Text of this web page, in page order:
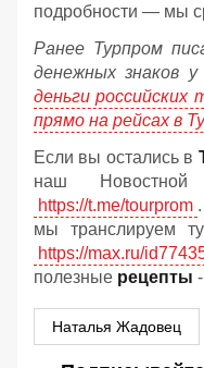
подробности — мы
Ранее Турпром
денежных знаков
деньги российских
прямо на рейсах в
Если вы остались в
наш
https://t.me/tourprom
мы транслируем
https://max.ru/
полезные рецепты -
Наталья Жадовец